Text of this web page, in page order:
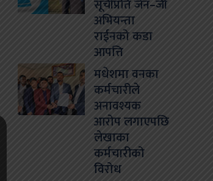
सूचीप्रति जेन–जी
अभियन्ता
राईनको कडा
आपत्ति
मधेशमा वनका
कर्मचारीले
अनावश्यक
आरोप लगाएपछि
लेखाका
कर्मचारीको
विरोध